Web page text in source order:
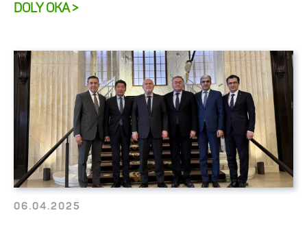
DOLY OKA >
06.04.2025